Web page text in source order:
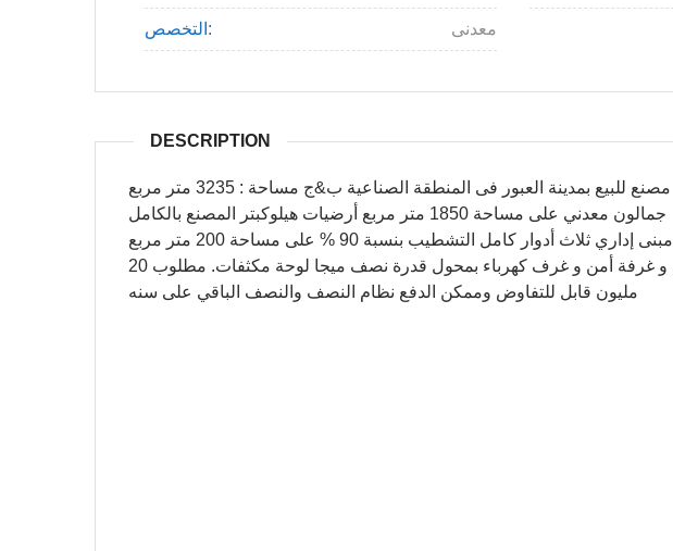
التخصص: معدنى
DESCRIPTION
مصنع للبيع بمدينة العبور فى المنطقة الصناعية ب&ج مساحة : 3235 متر مربع
جمالون معدني على مساحة 1850 متر مربع أرضيات هيلوكبتر المصنع بالكامل
مبنى إداري ثلاث أدوار كامل التشطيب بنسبة 90 % على مساحة 200 متر مربع
المصنع مجهز بخزانات أرضي و غرفة أمن و غرف كهرباء بمحول قدرة نصف ميجا لوحة مكثفات. مطلوب 20
مليون قابل للتفاوض وممكن الدفع نظام النصف والنصف الباقي على سنه